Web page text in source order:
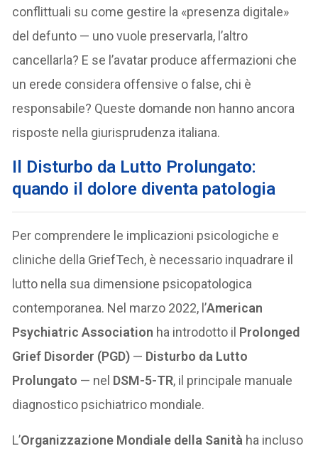
conflittuali su come gestire la «presenza digitale»
del defunto — uno vuole preservarla, l’altro
cancellarla? E se l’avatar produce affermazioni che
un erede considera offensive o false, chi è
responsabile? Queste domande non hanno ancora
risposte nella giurisprudenza italiana.
Il Disturbo da Lutto Prolungato:
quando il dolore diventa patologia
Per comprendere le implicazioni psicologiche e
cliniche della GriefTech, è necessario inquadrare il
lutto nella sua dimensione psicopatologica
contemporanea. Nel marzo 2022, l’American
Psychiatric Association ha introdotto il Prolonged
Grief Disorder (PGD) — Disturbo da Lutto
Prolungato — nel DSM-5-TR, il principale manuale
diagnostico psichiatrico mondiale.
L’Organizzazione Mondiale della Sanità ha incluso